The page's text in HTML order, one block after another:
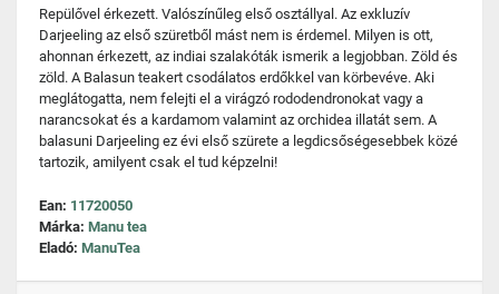
Repülővel érkezett. Valószínűleg első osztállyal. Az exkluzív
Darjeeling az első szüretből mást nem is érdemel. Milyen is ott,
ahonnan érkezett, az indiai szalakóták ismerik a legjobban. Zöld és
zöld. A Balasun teakert csodálatos erdőkkel van körbevéve. Aki
meglátogatta, nem felejti el a virágzó rododendronokat vagy a
narancsokat és a kardamom valamint az orchidea illatát sem. A
balasuni Darjeeling ez évi első szürete a legdicsőségesebbek közé
tartozik, amilyent csak el tud képzelni!
Ean: 11720050
Márka: Manu tea
Eladó: ManuTea